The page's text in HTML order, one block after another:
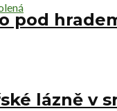
pod
lázně v